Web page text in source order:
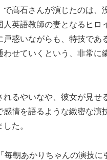
で髙石さんが演じたのは、
人英語教師の妻となるヒロ
戸惑いながらも、特技であ
わせていくという、非常に
れるやいなや、彼女が見せ
感情を語るような緻密な演
た。
毎朝あかりちゃんの演技に